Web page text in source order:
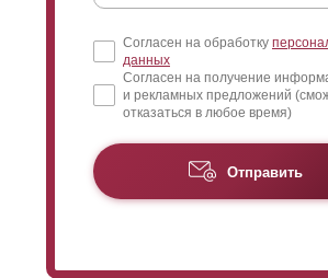
Согласен на обработку
данных
Согласен на получение
и рекламных предложений
отказаться в любое время)
Отправить